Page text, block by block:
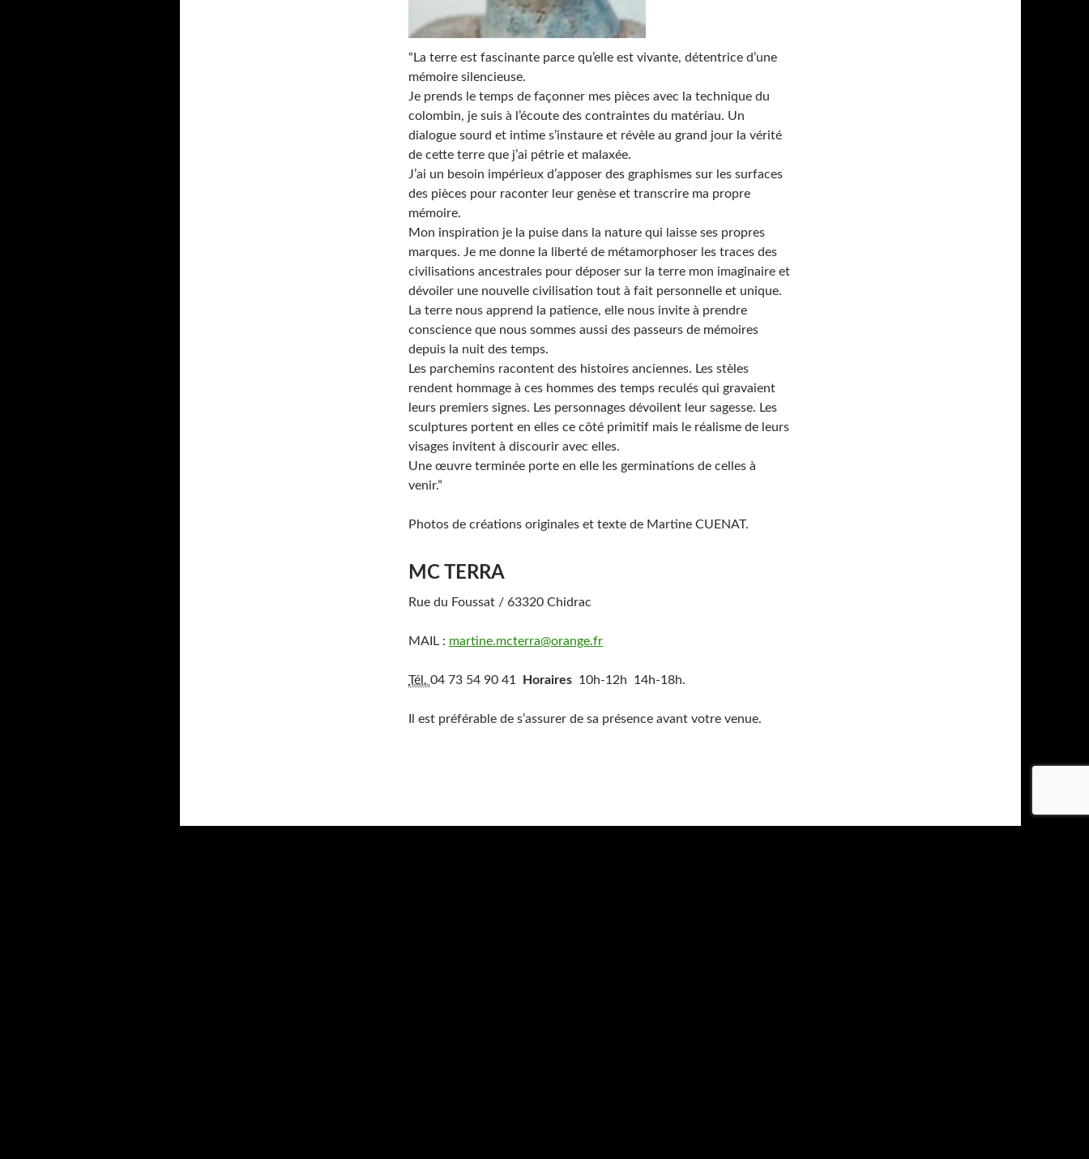
“La terre est fascinante parce qu’elle est vivante, détentrice d’une
mémoire silencieuse.
Je prends le temps de façonner mes pièces avec la technique du
colombin, je suis à l’écoute des contraintes du matériau. Un
dialogue sourd et intime s’instaure et révèle au grand jour la vérité
de cette terre que j’ai pétrie et malaxée.
J’ai un besoin impérieux d’apposer des graphismes sur les surfaces
des pièces pour raconter leur genèse et transcrire ma propre
mémoire.
Mon inspiration je la puise dans la nature qui laisse ses propres
marques. Je me donne la liberté de métamorphoser les traces des
civilisations ancestrales pour déposer sur la terre mon imaginaire et
dévoiler une nouvelle civilisation tout à fait personnelle et unique.
La terre nous apprend la patience, elle nous invite à prendre
conscience que nous sommes aussi des passeurs de mémoires
depuis la nuit des temps.
Les parchemins racontent des histoires anciennes. Les stèles
rendent hommage à ces hommes des temps reculés qui gravaient
leurs premiers signes. Les personnages dévoilent leur sagesse. Les
sculptures portent en elles ce côté primitif mais le réalisme de leurs
visages invitent à discourir avec elles.
Une œuvre terminée porte en elle les germinations de celles à
venir.”
Photos de créations originales et texte de Martine CUENAT.
MC TERRA
Rue du Foussat / 63320 Chidrac
MAIL : martine.mcterra@orange.fr
Tél. 04 73 54 90 41 Horaires 10h-12h 14h-18h.
Il est préférable de s’assurer de sa présence avant votre venue.